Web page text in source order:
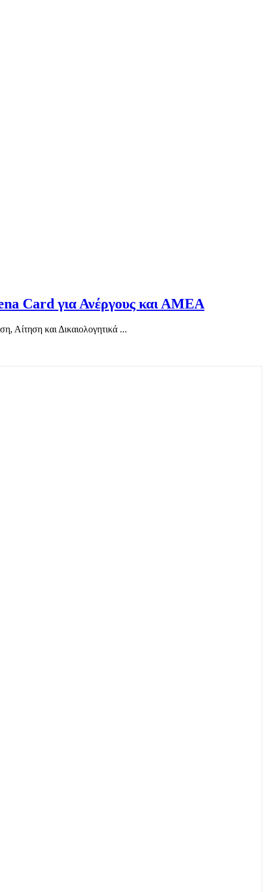
Card για Ανέργους και ΑΜΕΑ
και Δικαιολογητικά ...